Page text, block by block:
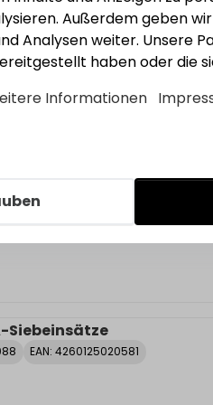
Siebeinsätze
EAN: 4260125020581
Außerdem geben
Analysen weiter.
haben oder die
Informationen